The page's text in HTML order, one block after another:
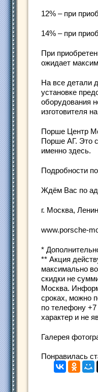
12% – при
14% – при
При
ожидает
На все детали
установке
оборудования
изготовителя
Порше Центр
Порше АГ. Это
именно здесь.
Подробности
Ждём Вас по
г. Москва,
www.porsche-
*
** Акция
максимально
скидки не
Москва.
сроках, можно
по телефону
характер и не
Галерея
Понравилась